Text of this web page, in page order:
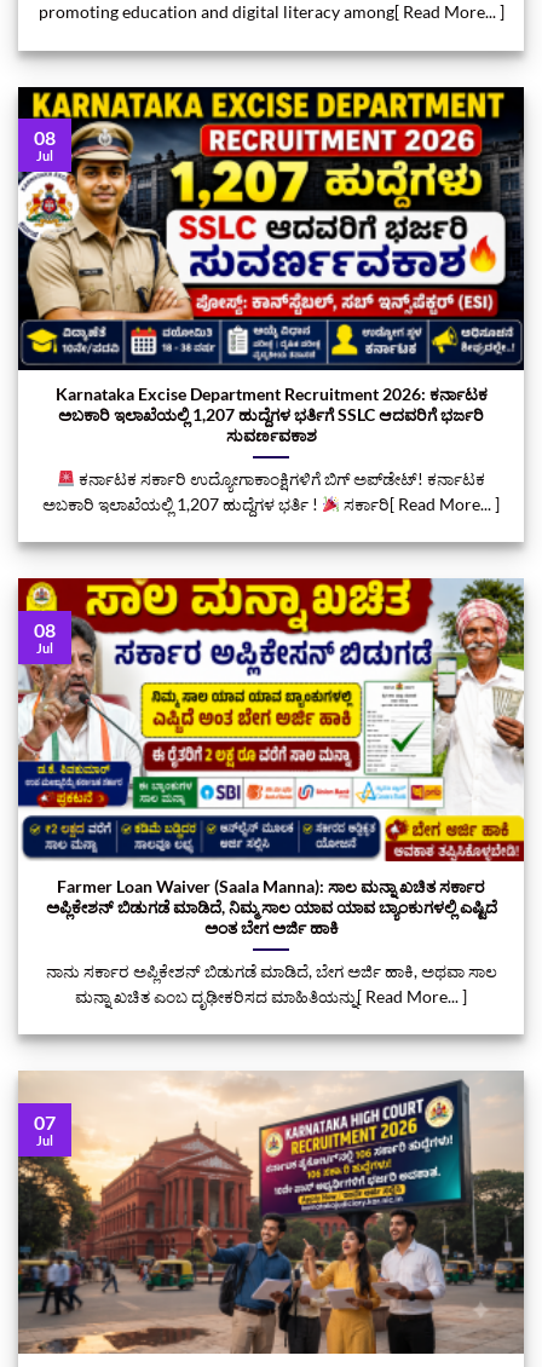
promoting education and digital literacy among[ Read More... ]
Karnataka Excise Department Recruitment 2026: ಕರ್ನಾಟಕ
ಅಬಕಾರಿ ಇಲಾಖೆಯಲ್ಲಿ 1,207 ಹುದ್ದೆಗಳ ಭರ್ತಿಗೆ SSLC ಆದವರಿಗೆ ಭರ್ಜರಿ
ಸುವರ್ಣವಕಾಶ
ಕರ್ನಾಟಕ ಸರ್ಕಾರಿ ಉದ್ಯೋಗಾಕಾಂಕ್ಷಿಗಳಿಗೆ ಬಿಗ್ ಅಪ್‌ಡೇಟ್! ಕರ್ನಾಟಕ
ಅಬಕಾರಿ ಇಲಾಖೆಯಲ್ಲಿ 1,207 ಹುದ್ದೆಗಳ ಭರ್ತಿ !
ಸರ್ಕಾರಿ[ Read More... ]
08
Jul
Farmer Loan Waiver (Saala Manna): ಸಾಲ ಮನ್ನಾ ಖಚಿತ ಸರ್ಕಾರ
ಅಪ್ಲಿಕೇಶನ್ ಬಿಡುಗಡೆ ಮಾಡಿದೆ, ನಿಮ್ಮ ಸಾಲ ಯಾವ ಯಾವ ಬ್ಯಾಂಕುಗಳಲ್ಲಿ ಎಷ್ಟಿದೆ
ಅಂತ ಬೇಗ ಅರ್ಜಿ ಹಾಕಿ
ನಾನು ಸರ್ಕಾರ ಅಪ್ಲಿಕೇಶನ್ ಬಿಡುಗಡೆ ಮಾಡಿದೆ, ಬೇಗ ಅರ್ಜಿ ಹಾಕಿ, ಅಥವಾ ಸಾಲ
ಮನ್ನಾ ಖಚಿತ ಎಂಬ ದೃಢೀಕರಿಸದ ಮಾಹಿತಿಯನ್ನು[ Read More... ]
08
Jul
07
Jul